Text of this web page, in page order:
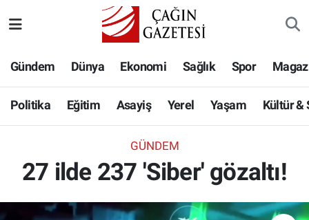
Gündem Dünya Ekonomi Sağlık Spor
Politika Eğitim Asayiş Yerel Yaşam Kültür &
GÜNDEM
27 ilde 237 'Siber' gözaltı!
Eğitim
Asayiş
Hava Durumu
Namaz Vakitleri